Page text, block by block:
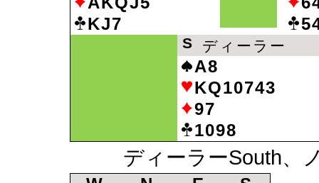
KJ7
S ディーラー
A8
KQ10743
97
1098
ディーラーSouth、ノ